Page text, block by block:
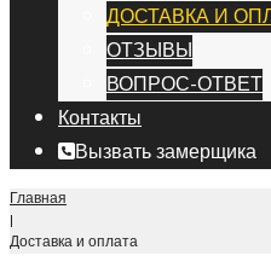
ДОСТАВКА И
ОТЗЫВЫ
ВОПРОС-ОТВЕТ
Контакты
Вызвать замерщика
Главная
|
Доставка и оплата